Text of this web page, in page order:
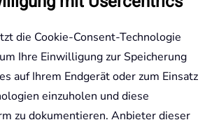
die Cookie-Consent-Technologie
Ihre Einwilligung zur Speicherung
auf Ihrem Endgerät oder zum Einsatz
einzuholen und diese
zu dokumentieren. Anbieter dieser